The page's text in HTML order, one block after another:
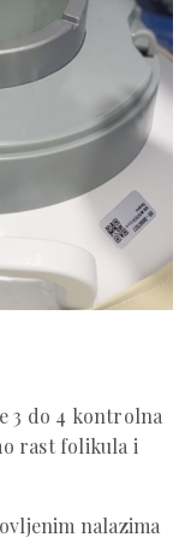
3 do 4 kontrolna
rast folikula i
nalazima